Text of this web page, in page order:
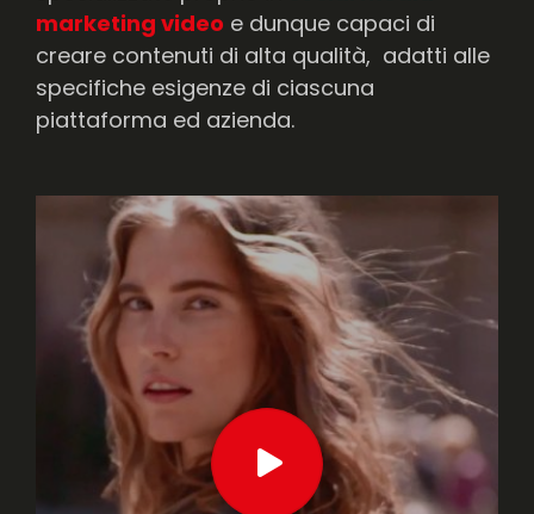
marketing video e dunque capaci di
creare contenuti di alta qualità, adatti alle
specifiche esigenze di ciascuna
piattaforma ed azienda.